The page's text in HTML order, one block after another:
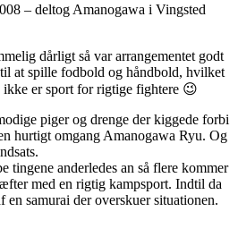
– deltog Amanogawa i Vingsted
dårligt så var arrangementet godt
at spille fodbold og håndbold, hvilket
er sport for rigtige fightere 😉
piger og drenge der kiggede forbi
hurtigt omgang Amanogawa Ryu. Og
anderledes an så flere kommer
med en rigtig kampsport. Indtil da
en samurai der overskuer situationen.